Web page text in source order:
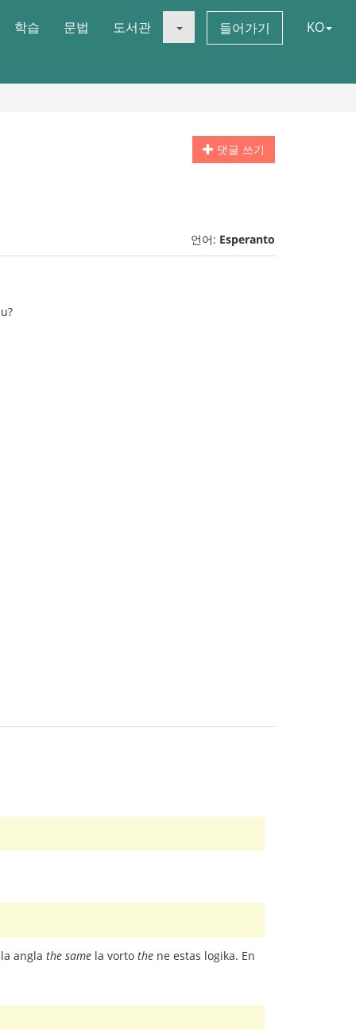
학습 문법 도서관 들어가기 KO
댓글 쓰기
언어: Esperanto
angla the same la vorto the ne estas logika. En